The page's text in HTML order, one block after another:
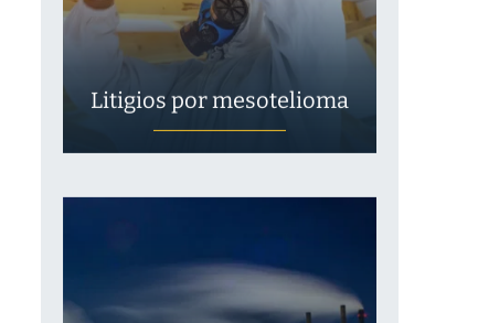
Litigios por mesotelioma